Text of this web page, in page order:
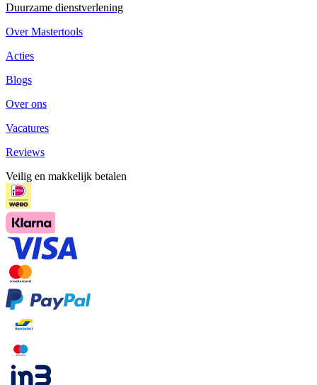
Duurzame dienstverlening
Over Mastertools
Acties
Blogs
Over ons
Vacatures
Reviews
Veilig en makkelijk betalen